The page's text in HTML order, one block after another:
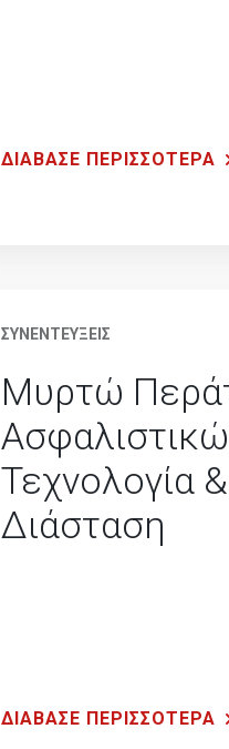
ΔΙΑΒΑΣΕ ΠΕΡΙΣΣΟΤΕΡΑ
ΣΥΝΕΝΤΕΥΞΕΙΣ
Μυρτώ
Τεχνολογία
Διάσταση
ΔΙΑΒΑΣΕ ΠΕΡΙΣΣΟΤΕΡΑ